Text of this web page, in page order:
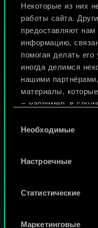
Некоторые из них
работы сайта.
предоставляют нам
информацию,
помогая делать
иногда делимся
нашими
материалы,
— например, в
разрешения.
Найти подробную
используем ваши
«Настройки» ниже.
согласия
Необходимые
Настроечные
Статистические
Маркетинговые
В этой игре